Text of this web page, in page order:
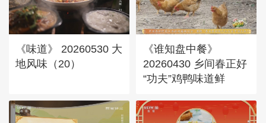
《味道》 20260530 大
地风味（20）
《谁知盘中餐》
20260430 乡间春正好
“功夫”鸡鸭味道鲜